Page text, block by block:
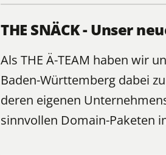
THE SNÄCK - Unser
Als THE Ä-TEAM haben wir
Baden-Württemberg dabei
deren eigenen
sinnvollen Domain-Paketen